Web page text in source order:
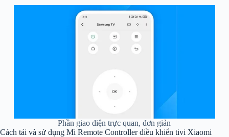
Phần giao diện trực quan, đơn giản
Cách tải và sử dụng Mi Remote Controller điều khiển tivi Xiaomi